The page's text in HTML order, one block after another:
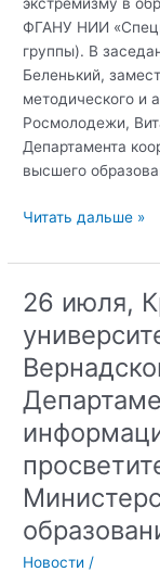
экстремизму в
ФГАНУ НИИ
группы). В
Беленький,
методического и
Росмолодежи,
Департамента
высшего
5
2021
состоялось
заседание
Рабочей
группы
по
противодействию
терроризма
Координационного
совета
Министерства
Читать дальше »
26 июля,
Новости /